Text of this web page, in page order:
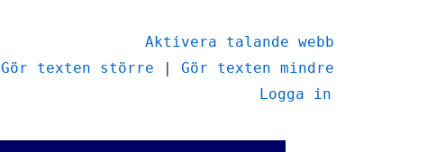
Aktivera talande webb
Gör texten större | Gör texten mindre
Logga in